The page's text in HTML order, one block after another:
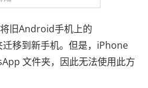
旧Android手机上的
移到新手机。但是，iPhone
文件夹，因此无法使用此方